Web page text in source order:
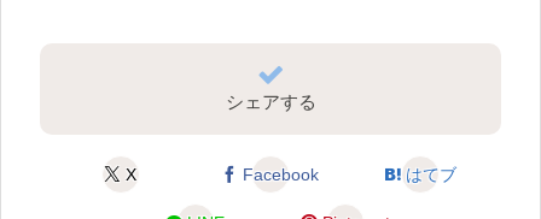
シェアする
X Facebook はてブ